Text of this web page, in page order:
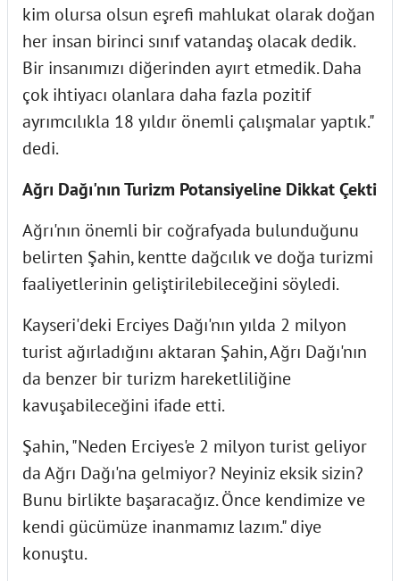
kim olursa olsun eşrefi mahlukat olarak doğan
her insan birinci sınıf vatandaş olacak dedik.
Bir insanımızı diğerinden ayırt etmedik. Daha
çok ihtiyacı olanlara daha fazla pozitif
ayrımcılıkla 18 yıldır önemli çalışmalar yaptık."
dedi.
Ağrı Dağı'nın Turizm Potansiyeline Dikkat Çekti
Ağrı'nın önemli bir coğrafyada bulunduğunu
belirten Şahin, kentte dağcılık ve doğa turizmi
faaliyetlerinin geliştirilebileceğini söyledi.
Kayseri'deki Erciyes Dağı'nın yılda 2 milyon
turist ağırladığını aktaran Şahin, Ağrı Dağı'nın
da benzer bir turizm hareketliliğine
kavuşabileceğini ifade etti.
Şahin, "Neden Erciyes'e 2 milyon turist geliyor
da Ağrı Dağı'na gelmiyor? Neyiniz eksik sizin?
Bunu birlikte başaracağız. Önce kendimize ve
kendi gücümüze inanmamız lazım." diye
konuştu.